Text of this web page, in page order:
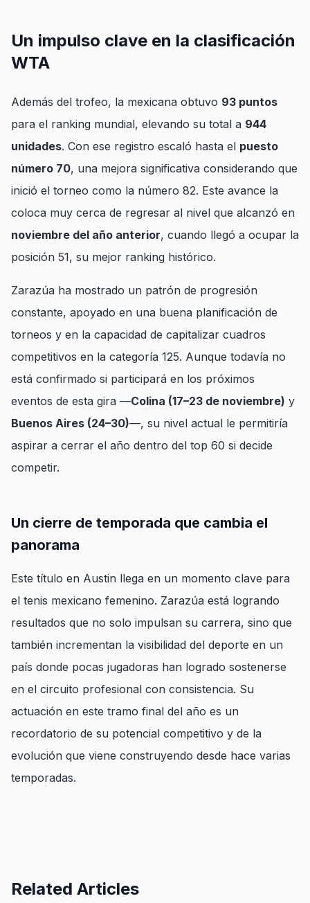
Un impulso clave en la clasificación
WTA
Además del trofeo, la mexicana obtuvo 93 puntos
para el ranking mundial, elevando su total a 944
unidades. Con ese registro escaló hasta el puesto
número 70, una mejora significativa considerando que
inició el torneo como la número 82. Este avance la
coloca muy cerca de regresar al nivel que alcanzó en
noviembre del año anterior, cuando llegó a ocupar la
posición 51, su mejor ranking histórico.
Zarazúa ha mostrado un patrón de progresión
constante, apoyado en una buena planificación de
torneos y en la capacidad de capitalizar cuadros
competitivos en la categoría 125. Aunque todavía no
está confirmado si participará en los próximos
eventos de esta gira —Colina (17–23 de noviembre) y
Buenos Aires (24–30)—, su nivel actual le permitiría
aspirar a cerrar el año dentro del top 60 si decide
competir.
Un cierre de temporada que cambia el
panorama
Este título en Austin llega en un momento clave para
el tenis mexicano femenino. Zarazúa está logrando
resultados que no solo impulsan su carrera, sino que
también incrementan la visibilidad del deporte en un
país donde pocas jugadoras han logrado sostenerse
en el circuito profesional con consistencia. Su
actuación en este tramo final del año es un
recordatorio de su potencial competitivo y de la
evolución que viene construyendo desde hace varias
temporadas.
Related Articles